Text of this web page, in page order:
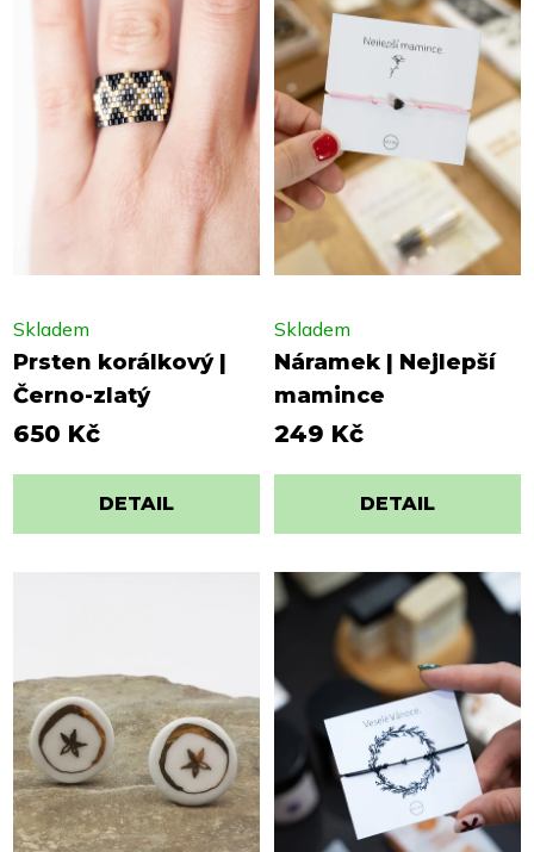
Prsten korálkový |
Černo-zlatý
Skladem
650 Kč
DETAIL
Náramek | Nejlepší
mamince
Skladem
249 Kč
DETAIL